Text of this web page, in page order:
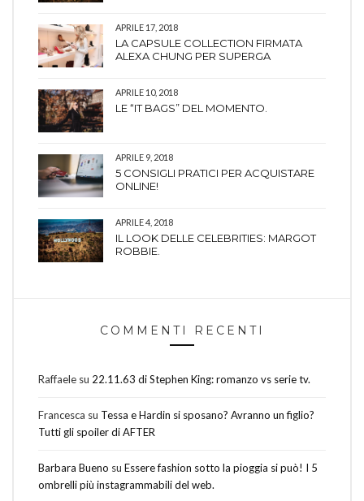
APRILE 17, 2018
LA CAPSULE COLLECTION FIRMATA
ALEXA CHUNG PER SUPERGA
APRILE 10, 2018
LE “IT BAGS” DEL MOMENTO.
APRILE 9, 2018
5 CONSIGLI PRATICI PER ACQUISTARE
ONLINE!
APRILE 4, 2018
IL LOOK DELLE CELEBRITIES: MARGOT
ROBBIE.
COMMENTI RECENTI
Raffaele su 22.11.63 di Stephen King: romanzo vs serie tv.
Francesca su Tessa e Hardin si sposano? Avranno un figlio?
Tutti gli spoiler di AFTER
Barbara Bueno su Essere fashion sotto la pioggia si può! I 5
ombrelli più instagrammabili del web.